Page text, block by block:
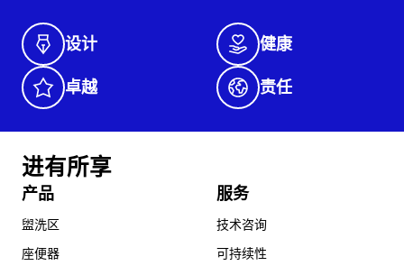
设计 健康
卓越 责任
进有所享
产品
盥洗区
座便器
服务
技术咨询
可持续性